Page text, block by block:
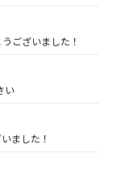
ございました！
い
ました！